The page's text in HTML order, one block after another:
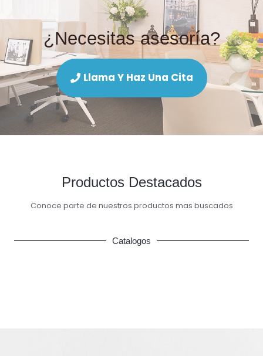
¿Necesitas asesoría?
Llama Y Haz Una Cita
Productos Destacados
Conoce parte de nuestros productos mas buscados
Catalogos